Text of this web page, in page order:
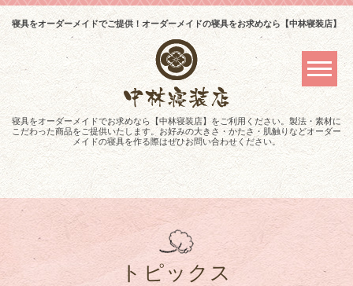
寝具をオーダーメイドでご提供！オーダーメイドの寝具をお求めなら【中林寝装店】
寝具をオーダーメイドでお求めなら【中林寝装店】をご利用ください。製法・素材に
こだわった商品をご提供いたします。お好みの大きさ・かたさ・肌触りなどオーダー
メイドの寝具を作る際はぜひお問い合わせください。
トピックス